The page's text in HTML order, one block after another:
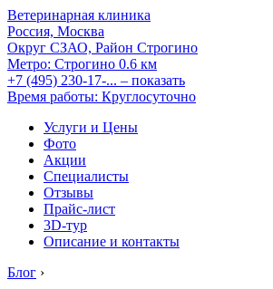
Ветеринарная клиника
Россия, Москва
Округ СЗАО, Район Строгино
Метро: Строгино 0.6 км
+7 (495) 230-17-... – показать
Время работы: Круглосуточно
Услуги и Цены
Фото
Акции
Специалисты
Отзывы
Прайс-лист
3D-тур
Описание и контакты
Блог ›